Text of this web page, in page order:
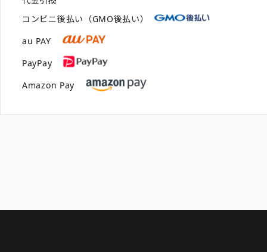
コンビニ後払い（GMO後払い）
au PAY
PayPay
Amazon Pay